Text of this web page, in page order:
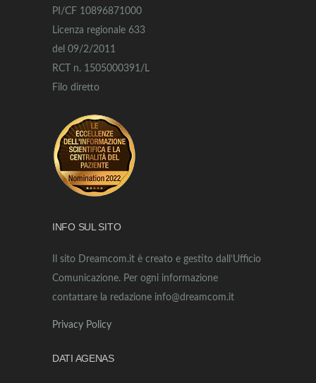
PI/CF 10896871000
Licenza regionale 633
del 09/2/2011
RCT n. 1505000391/L
Filo diretto
INFO SUL SITO
Il sito Dreamcom.it è creato e gestito dall’Ufficio
Comunicazione. Per ogni informazione
contattare la redazione info@dreamcom.it
Privacy Policy
DATI AGENAS